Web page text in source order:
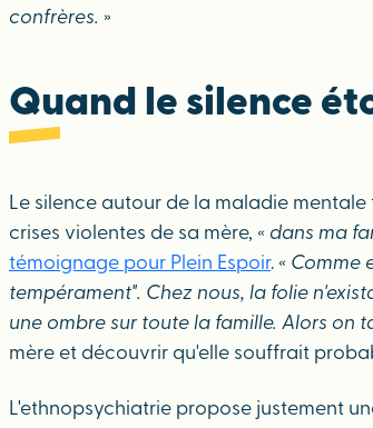
confrères. »
Quand le silence
Le silence autour de la maladie mentale
crises violentes de sa mère, « dans ma
témoignage pour Plein Espoir. « Comme
tempérament". Chez nous, la folie
une ombre sur toute la famille. Alors on
mère et découvrir qu'elle souffrait
L'ethnopsychiatrie propose justement